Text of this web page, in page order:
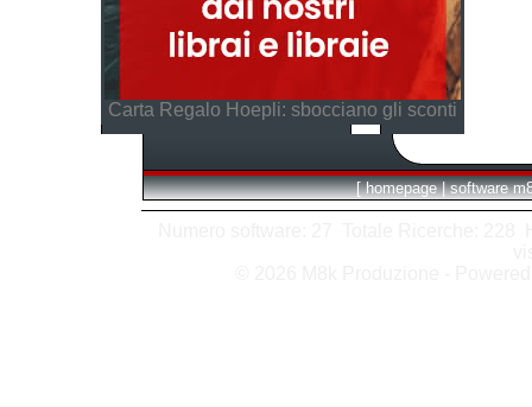
Carta Regalo Hoepli: sbocciano gli sconti
[ homepage | software